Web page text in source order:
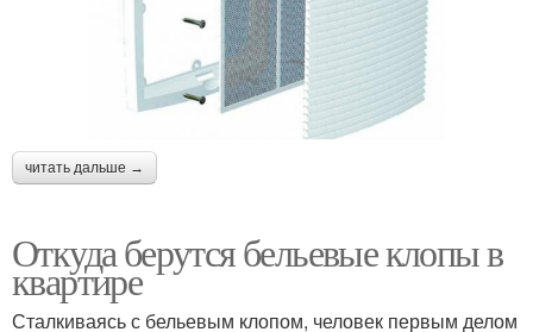
читать дальше →
Откуда берутся бельевые клопы в
квартире
Сталкиваясь с бельевым клопом, человек первым делом